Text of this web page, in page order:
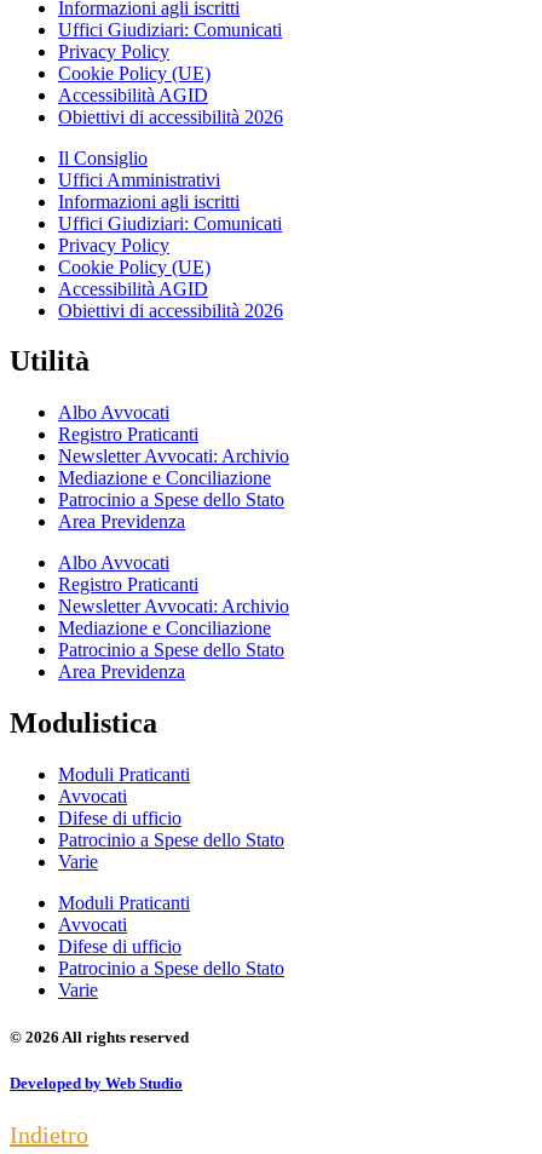
Informazioni agli iscritti
Uffici Giudiziari: Comunicati
Privacy Policy
Cookie Policy (UE)
Accessibilità AGID
Obiettivi di accessibilità 2026
Il Consiglio
Uffici Amministrativi
Informazioni agli iscritti
Uffici Giudiziari: Comunicati
Privacy Policy
Cookie Policy (UE)
Accessibilità AGID
Obiettivi di accessibilità 2026
Utilità
Albo Avvocati
Registro Praticanti
Newsletter Avvocati: Archivio
Mediazione e Conciliazione
Patrocinio a Spese dello Stato
Area Previdenza
Albo Avvocati
Registro Praticanti
Newsletter Avvocati: Archivio
Mediazione e Conciliazione
Patrocinio a Spese dello Stato
Area Previdenza
Modulistica
Moduli Praticanti
Avvocati
Difese di ufficio
Patrocinio a Spese dello Stato
Varie
Moduli Praticanti
Avvocati
Difese di ufficio
Patrocinio a Spese dello Stato
Varie
© 2026 All rights reserved
Developed by Web Studio
Indietro